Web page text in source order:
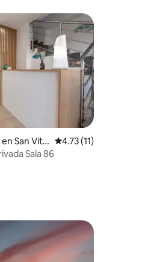
10 reseñas
San Vito Calificación
4.73 (11)
Sala 86